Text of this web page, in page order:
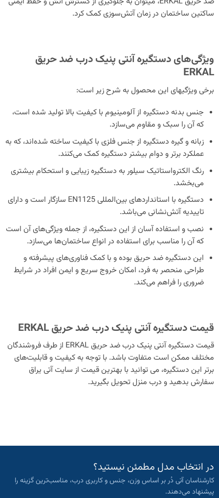
ساکنین ساختمان در زمان آتش‌سوزی کمک کرد.
ویژگی‌های دستگیره آنتی پنیک درب ضد حریق
ERKAL
برخی ویژگی‎های این محصول به شرح زیر است:
جنس بدنه دستگیره از آلومینیوم با کیفیت بالا تولید شده است،
که آن را سبک و مقاوم می‌سازد.
زبانه و گیره دستگیره از جنس فلزی با کیفیت ساخته شده‌اند، که به
عملکرد برتر و دوام بیشتر دستگیره کمک می‌کنند.
رنگ الکترواستاتیک سیلور به دستگیره زیبایی و استحکام بیشتری
می‌بخشد.
دستگیره با استانداردهای بین‌المللی EN1125 سازگار است و دارای
تاییدیه آتش‌نشانی می‌باشد.
نصب و استفاده آسان از این دستگیره، از جمله ویژگی‌های آن است
که آن را مناسب برای استفاده در انواع ساختمان‌ها می‌سازد.
این دستگیره ضد حریق بوده و با کمک فناوری‌های پیشرفته و
طراحی منحصر به فرد، امکان خروج سریع و ایمن افراد در شرایط
ضروری را فراهم می‌کند.
قیمت دستگیره آنتی پنیک درب ضد حریق ERKAL
قیمت دستگیره آنتی پنیک درب ضد حریق ERKAL از طرف فروشندگان
مختلف ممکن است متفاوت باشد. با توجه به کیفیت و قابلیت‌های
برتر این دستگیره، می توانید با بهترین قیمت از سایت آتی یراق
سفارش بدهید و درب منزل تحویل بگیرید.
در انتخاب مدل مطمئن نیستید؟
کارشناسان آتی دُر بر اساس وزن، جنس و کاربری درب، مناسب‌ترین گزینه را
پیشنهاد می‌دهند.